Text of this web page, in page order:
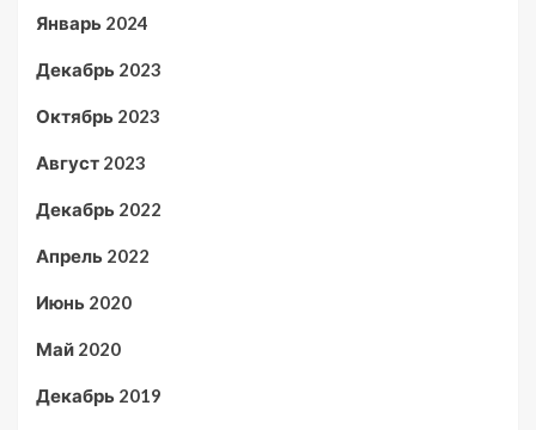
Январь 2024
Декабрь 2023
Октябрь 2023
Август 2023
Декабрь 2022
Апрель 2022
Июнь 2020
Май 2020
Декабрь 2019